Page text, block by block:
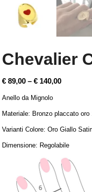
Chevalier
€ 89,00 –€ 140,00
Anello da Mignolo
Materiale: Bronzo placcato oro
Varianti Colore: Oro Giallo
Dimensione: Regolabile